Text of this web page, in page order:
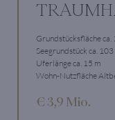
Grundstücksfläche ca.
Seegrundstück ca. 103
Uferlänge ca. 15 m
Wohn-Nutzfläche
€ 3,9 Mio.